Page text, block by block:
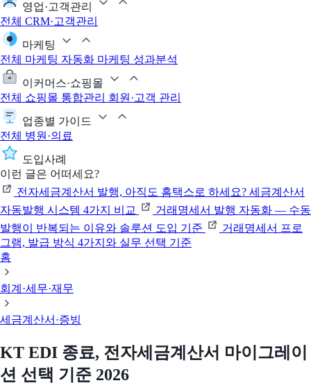
영업·고객관리
전체 CRM·고객관리
마케팅
전체 마케팅 자동화 마케팅 성과분석
이커머스·쇼핑몰
전체 쇼핑몰 통합관리 회원·고객 관리
업종별 가이드
전체 병원·의료
도입사례
이런 글은 어떠세요?
전자세금계산서 발행, 아직도 홈택스로 하세요? 세금계산서
자동발행 시스템 4가지 비교
거래명세서 발행 자동화 — 수동
발행이 반복되는 이유와 솔루션 도입 기준
거래명세서 프로
그램, 발급 방식 4가지와 실무 선택 기준
홈
회계·세무·재무
세금계산서·증빙
KT EDI 종료, 전자세금계산서 마이그레이
션 선택 기준 2026